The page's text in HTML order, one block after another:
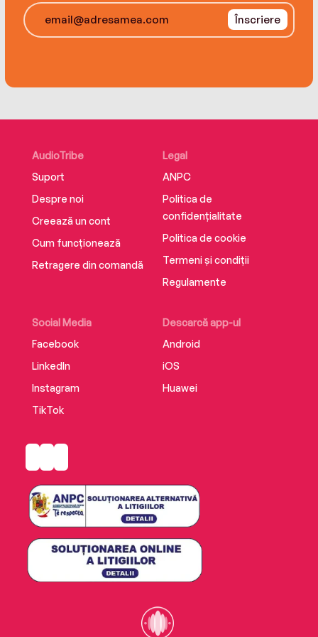
Înscriere
AudioTribe
Suport
Despre noi
Creează un cont
Cum funcționează
Retragere din comandă
Social Media
Facebook
LinkedIn
Instagram
TikTok
Descarcă app-ul
Android
iOS
Huawei
Legal
ANPC
Politica de
confidențialitate
Politica de cookie
Termeni și condiții
Regulamente